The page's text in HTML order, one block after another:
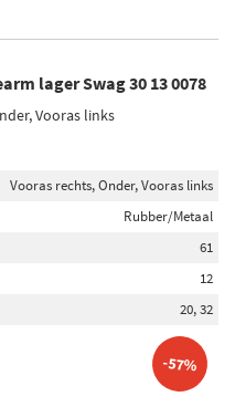
lager Swag 30 13 0078
Vooras links
Vooras rechts, Onder, Vooras links
Rubber/Metaal
61
12
20, 32
-57%